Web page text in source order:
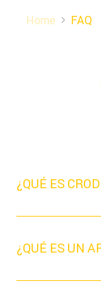
Home FAQ
¿QUÉ ES
¿QUÉ ES UN